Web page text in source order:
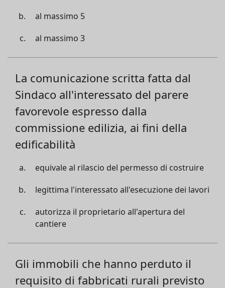
al massimo 5
al massimo 3
La comunicazione scritta fatta dal
Sindaco all'interessato del parere
favorevole espresso dalla
commissione edilizia, ai fini della
edificabilità
equivale al rilascio del permesso di costruire
legittima l'interessato all'esecuzione dei lavori
autorizza il proprietario all'apertura del
cantiere
Gli immobili che hanno perduto il
requisito di fabbricati rurali previsto